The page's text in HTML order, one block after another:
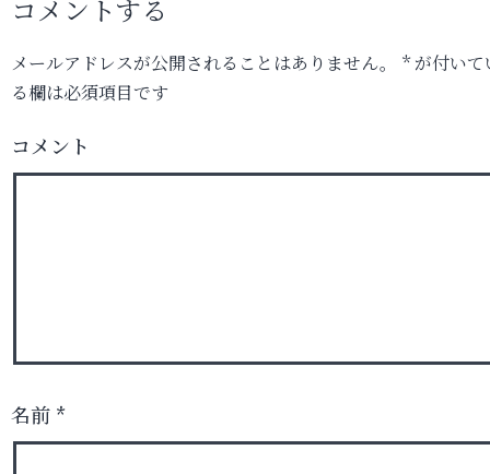
コメントする
メールアドレスが公開されることはありません。 *が付いて
る欄は必須項目です
コメント
名前 *